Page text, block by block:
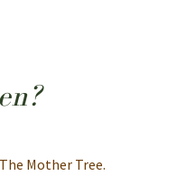
Mother Tree.